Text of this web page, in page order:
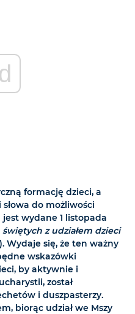
formację dzieci, a
do możliwości
wydane 1 listopada
z udziałem dzieci
Wydaje się, że ten ważny
wskazówki
by aktywnie i
został
i duszpasterzy.
biorąc udział we Mszy